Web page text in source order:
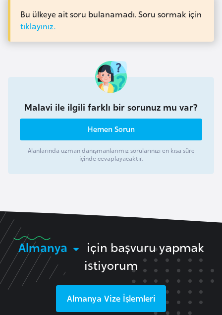
Bu ülkeye ait soru bulanamadı. Soru sormak için
tıklayınız.
Malavi ile ilgili farklı bir sorunuz mu var?
Hemen Sorun
Alanlarında uzman danışmanlarımız sorularınızı en kısa süre
içinde cevaplayacaktır.
Almanya
için başvuru yapmak
istiyorum
Almanya Vize İşlemleri
m
h
u
i
r
C
i